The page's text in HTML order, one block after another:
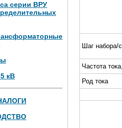
серии ВРУ
кВ
700 кВт (4
Шаг набора/
Частота
Род тока